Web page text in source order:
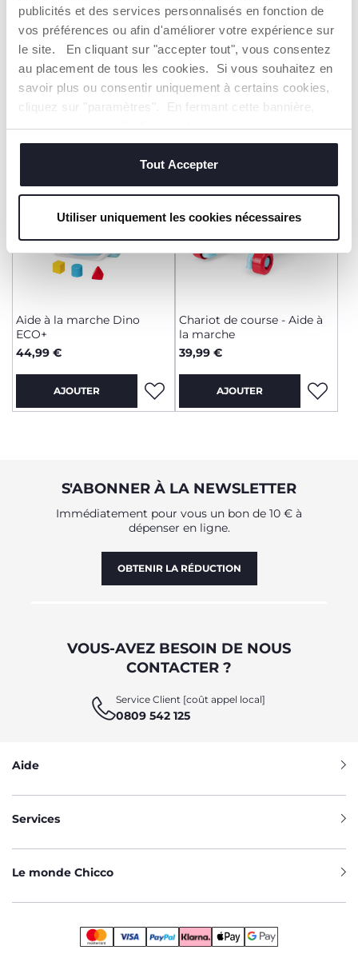
publicités et des services personnalisés en fonction de
vos préférences ou afin d'améliorer votre expérience sur
le site. En cliquant sur "accepter tout", vous consentez
au placement de tous les cookies. Si vous souhaitez en
savoir plus ou consentir uniquement à certains cookies,
cliquez sur "paramètres". En fermant cette bannière,
vous consentez à l'utilisation des seuls cookies
techniques, qui sont essentiels au service demandé.
Tout Accepter
Utiliser uniquement les cookies nécessaires
Porteur Billy 2 en 1
39,99 €
AJOUTER
Porteur Billy Quattro ECO+
59,99 €
AJOUTER
Aide à la marche Dino
ECO+
44,99 €
AJOUTER
Chariot de course - Aide à
la marche
39,99 €
AJOUTER
S'ABONNER À LA NEWSLETTER
Immédiatement pour vous un bon de 10 € à
dépenser en ligne.
OBTENIR LA RÉDUCTION
VOUS-AVEZ BESOIN DE NOUS
CONTACTER ?
Service Client [coût appel local]
0809 542 125
Aide
Services
Le monde Chicco